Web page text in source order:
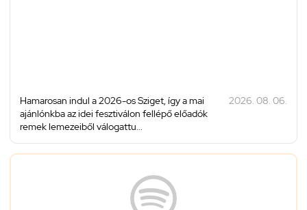
Hamarosan indul a 2026-os Sziget, így a mai
ajánlónkba az idei fesztiválon fellépő előadók
remek lemezeiből válogattu...
2026. 08. 06.